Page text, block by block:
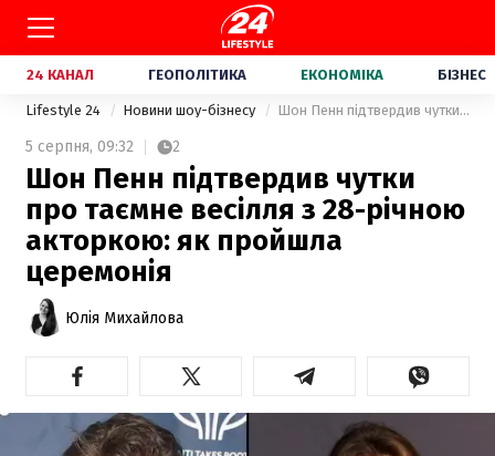
24 КАНАЛ ГЕОПОЛІТИКА ЕКОНОМІКА БІЗНЕС
Lifestyle 24 Новини шоу-бізнесу Шон Пенн підтвердив чутки про таємне весілля з 28-річною акторкою: як пройшла церемонія
5 серпня, 09:32 2
Шон Пенн підтвердив чутки
про таємне весілля з 28-річною
акторкою: як пройшла
церемонія
Юлія Михайлова